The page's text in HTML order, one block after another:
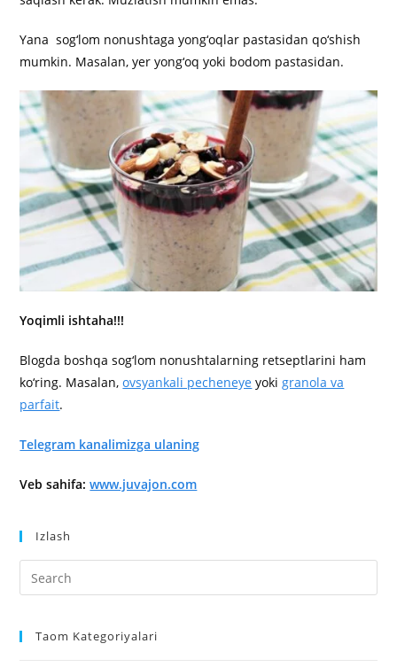
Yana sog‘lom nonushtaga yong‘oqlar pastasidan qo‘shish
mumkin. Masalan, yer yong‘oq yoki bodom pastasidan.
Yoqimli ishtaha!!!
Blogda boshqa sog‘lom nonushtalarning retseptlarini ham
ko‘ring. Masalan,ovsyankali pecheneye yokigranola va
parfait.
Telegram kanalimizga ulaning
Veb sahifa:www.juvajon.com
Izlash
Taom Kategoriyalari